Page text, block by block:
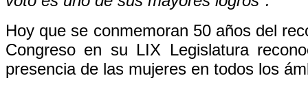
Hoy que se conmemoran 50 años del
Congreso en su LIX Legislatura
presencia de las mujeres en todos los